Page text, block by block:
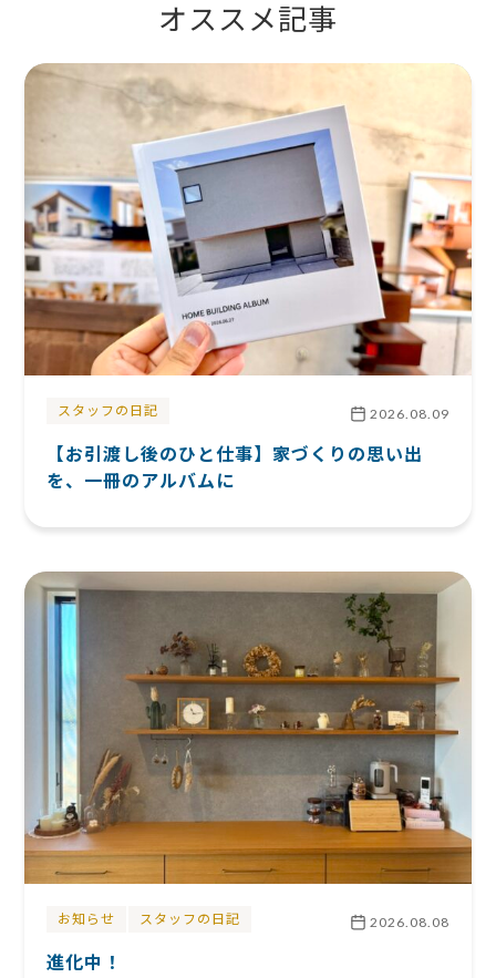
オススメ記事
スタッフの日記 2026.08.09
【お引渡し後のひと仕事】家づくりの思い出
を、一冊のアルバムに
お知らせ スタッフの日記 2026.08.08
進化中！